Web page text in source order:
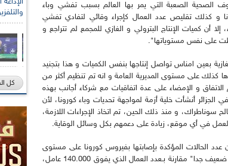
الصحية الصعبة التي يمر بها العالم بسبب تفشي وباء
و كذلك تقليص عدد العمال كإجراء وقائي لتفادي تفشي
إلا أن كميات الإنتاج البترولي و الغازي للمجمع لم تتراجع و
على نفس مستوياتها".
بعين امناس تواصل إنتاجها بنفس الكميات و هذا بتجنيد
كذلك على مستوى المديرية العامة و انه تم تنظيم أكثر من
الاتفاق و الإمضاء على عدة اتفاقيات مع شركاء أجانب بهذه
أنشأت خلية أزمة لمواجهة تحديات وباء كورونا، لأن
سوناطراك، و منذ ذلك الحين، تم اتخاذ الإجراءات اللازمة،
الحالات المؤكدة بإصابتها بفيروس كورونا على مستوى
سوناطراك و كل فروعها يتراوح بين 100 و 150 حالة و هو "رقم ضعيف جدا" مقارنة بـعدد العمال الذي يفوق 140.000 عامل،
كل